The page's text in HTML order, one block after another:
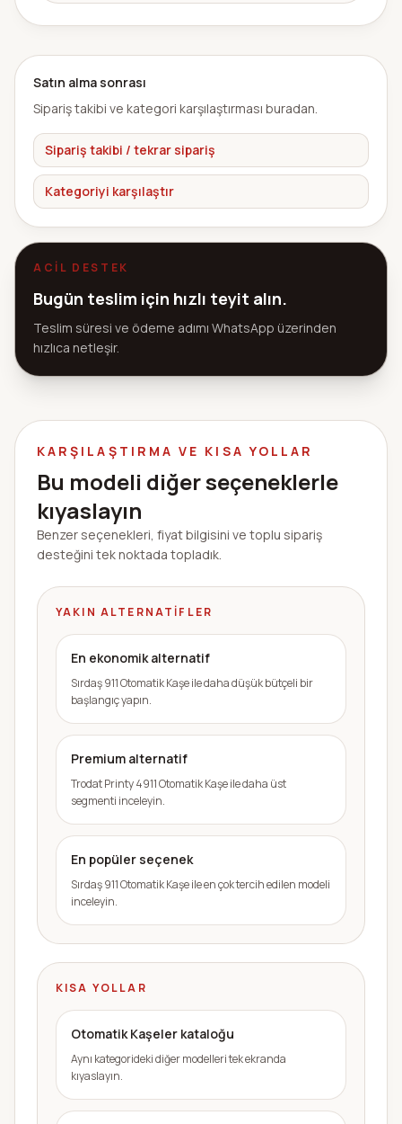
Satın alma sonrası
Sipariş takibi ve kategori karşılaştırması buradan.
Sipariş takibi / tekrar sipariş
Kategoriyi karşılaştır
ACIL DESTEK
Bugün teslim için hızlı teyit alın.
Teslim süresi ve ödeme adımı WhatsApp üzerinden
hızlıca netleşir.
KARŞILAŞTIRMA VE KISA YOLLAR
Bu modeli diğer seçeneklerle
kıyaslayın
Benzer seçenekleri, fiyat bilgisini ve toplu sipariş
desteğini tek noktada topladık.
YAKIN ALTERNATIFLER
En ekonomik alternatif
Sırdaş 911 Otomatik Kaşe ile daha düşük bütçeli bir
başlangıç yapın.
Premium alternatif
Trodat Printy 4911 Otomatik Kaşe ile daha üst
segmenti inceleyin.
En popüler seçenek
Sırdaş 911 Otomatik Kaşe ile en çok tercih edilen modeli
inceleyin.
KISA YOLLAR
Otomatik Kaşeler kataloğu
Aynı kategorideki diğer modelleri tek ekranda
kıyaslayın.